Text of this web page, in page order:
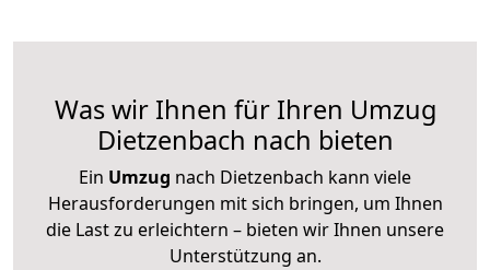
Was wir Ihnen für Ihren Umzug
Dietzenbach nach bieten
Ein Umzug nach Dietzenbach kann viele
Herausforderungen mit sich bringen, um Ihnen
die Last zu erleichtern – bieten wir Ihnen unsere
Unterstützung an.